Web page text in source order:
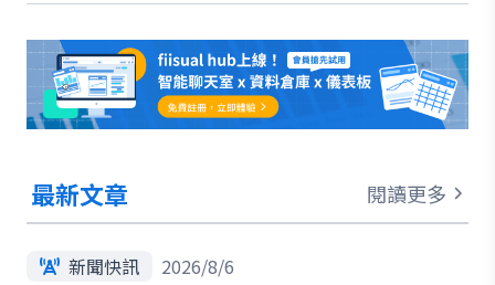
最新文章 閱讀更多
新聞快訊 2026/8/6